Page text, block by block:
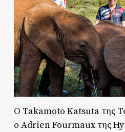
Ο Takamoto Katsuta της
ο Adrien Fourmaux της